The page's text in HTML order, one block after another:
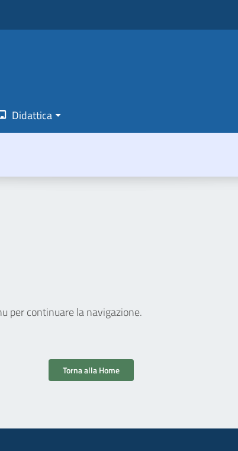
Didattica
per continuare la navigazione.
Torna alla Home